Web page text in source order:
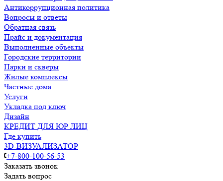
Антикоррупционная политика
Вопросы и ответы
Обратная связь
Прайс и документация
Выполненные объекты
Городские территории
Парки и скверы
Жилые комплексы
Частные дома
Услуги
Укладка под ключ
Дизайн
КРЕДИТ ДЛЯ ЮР ЛИЦ
Где купить
3D-ВИЗУАЛИЗАТОР
+7-800-100-56-53
Заказать звонок
Задать вопрос